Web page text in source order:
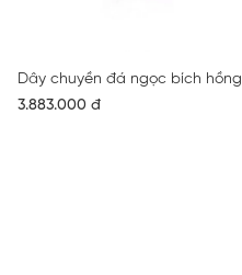
Dây chuyền đá ngọc bích hồng
3.883.000 đ